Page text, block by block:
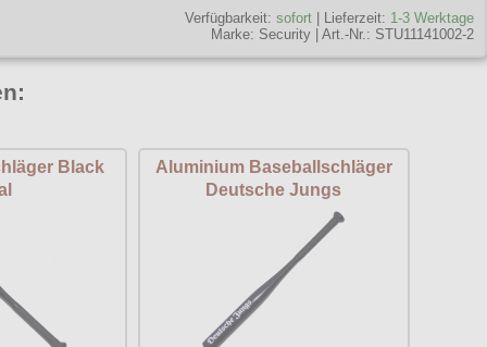
Verfügbarkeit: sofort | Lieferzeit: 1-3 Werktage
Marke: Security Art.-Nr.: STU11141002-2
Black
Aluminium Baseballschläger
Deutsche Jungs